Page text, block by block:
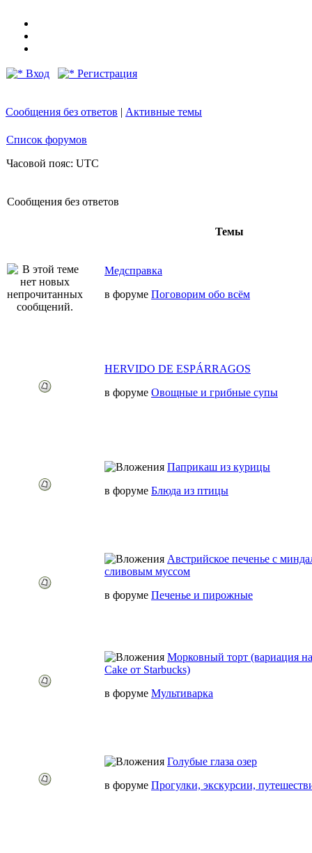
Вход Регистрация
Сообщения без ответов | Активные темы
Список форумов
Часовой пояс: UTC
Сообщения без ответов
Темы
Медсправка
в форуме Поговорим обо всём
HERVIDO DE ESPÁRRAGOS
в форуме Овощные и грибные супы
Паприкаш из курицы
в форуме Блюда из птицы
Австрийское печенье с
сливовым муссом
в форуме Печенье и пирожные
Морковный торт (вариация
Cake от Starbucks)
в форуме Мультиварка
Голубые глаза озер
в форуме Прогулки, экскурсии,